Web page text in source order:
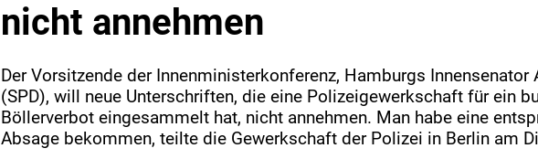
nicht annehmen
Der Vorsitzende der Innenministerkonferenz, Hamburgs Innensenator
(SPD), will neue Unterschriften, die eine Polizeigewerkschaft für ein
Böllerverbot eingesammelt hat, nicht annehmen. Man habe eine
Absage bekommen, teilte die Gewerkschaft der Polizei in Berlin am